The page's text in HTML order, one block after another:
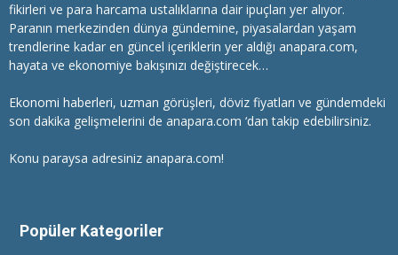
fikirleri ve para harcama ustalıklarına dair ipuçları yer alıyor.
Paranın merkezinden dünya gündemine, piyasalardan yaşam
trendlerine kadar en güncel içeriklerin yer aldığı anapara.com,
hayata ve ekonomiye bakışınızı değiştirecek…
Ekonomi haberleri, uzman görüşleri, döviz fiyatları ve gündemdeki
son dakika gelişmelerini de anapara.com ‘dan takip edebilirsiniz.
Konu paraysa adresiniz anapara.com!
Popüler Kategoriler